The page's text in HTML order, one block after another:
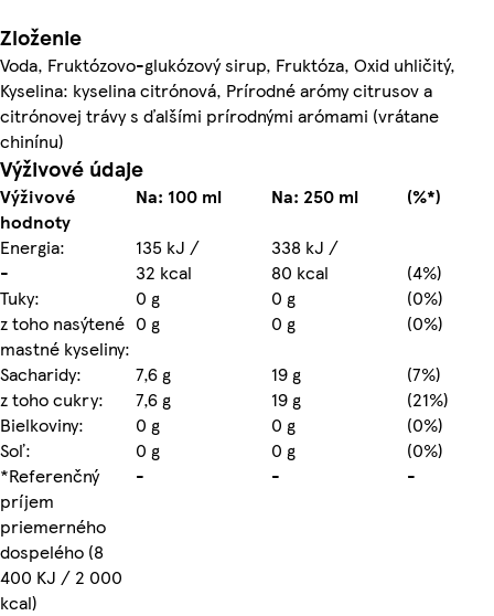
Zloženie
Voda, Fruktózovo-glukózový sirup, Fruktóza, Oxid uhličitý,
Kyselina: kyselina citrónová, Prírodné arómy citrusov a
citrónovej trávy s ďalšími prírodnými arómami (vrátane
chinínu)
Výživové údaje
Výživové
hodnoty
Na: 100 ml Na: 250 ml
(%*)
Energia:
135 kJ /
338 kJ /
-
32 kcal 80 kcal
(4%)
Tuky:
0 g 0 g
(0%)
z toho nasýtené
mastné kyseliny:
0 g 0 g
(0%)
Sacharidy:
7,6 g 19 g
(7%)
z toho cukry:
7,6 g 19 g
(21%)
Bielkoviny:
0 g 0 g
(0%)
Soľ:
0 g 0 g
(0%)
*Referenčný
príjem
priemerného
dospelého (8
400 KJ / 2 000
kcal)
- - -